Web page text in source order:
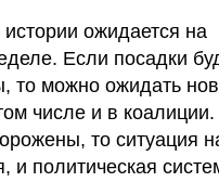
истории ожидается на
Если посадки
то можно ожидать
числе и в
то ситуация
и политическая